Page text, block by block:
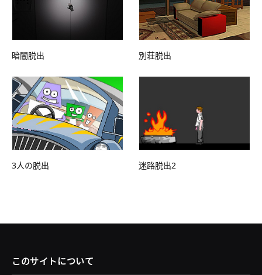
暗闇脱出 別荘脱出
3人の脱出 迷路脱出2
このサイトについて